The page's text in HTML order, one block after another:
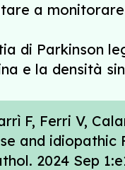
a
di Parkinson
e la densità
F, Ferri V,
and idiopathic
2024 Sep